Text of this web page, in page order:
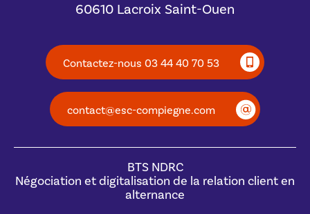
60610 Lacroix Saint-Ouen
Contactez-nous 03 44 40 70 53
contact@esc-compiegne.com
BTS NDRC
Négociation et digitalisation de la relation client en
alternance